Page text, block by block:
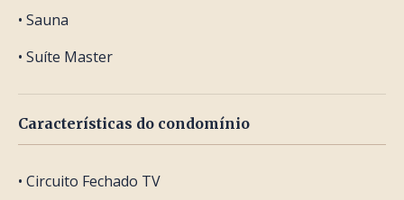
• Sauna
• Suíte Master
Características do condomínio
• Circuito Fechado TV